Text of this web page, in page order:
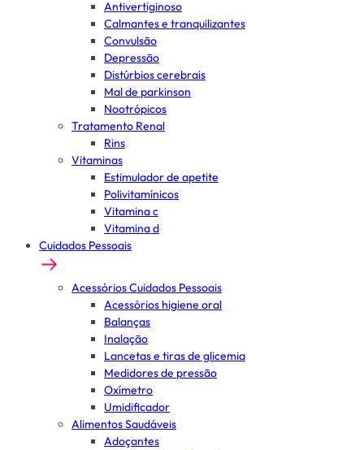
Antivertiginoso
Calmantes e tranquilizantes
Convulsão
Depressão
Distúrbios cerebrais
Mal de parkinson
Nootrópicos
Tratamento Renal
Rins
Vitaminas
Estimulador de apetite
Polivitamínicos
Vitamina c
Vitamina d
Cuidados Pessoais
Acessórios Cuidados Pessoais
Acessórios higiene oral
Balanças
Inalação
Lancetas e tiras de glicemia
Medidores de pressão
Oxímetro
Umidificador
Alimentos Saudáveis
Adoçantes